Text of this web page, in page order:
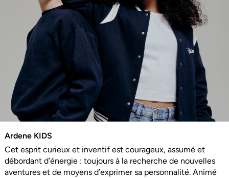
Ardene KIDS
Cet esprit curieux et inventif est courageux, assumé et
débordant d’énergie : toujours à la recherche de nouvelles
aventures et de moyens d’exprimer sa personnalité. Animé